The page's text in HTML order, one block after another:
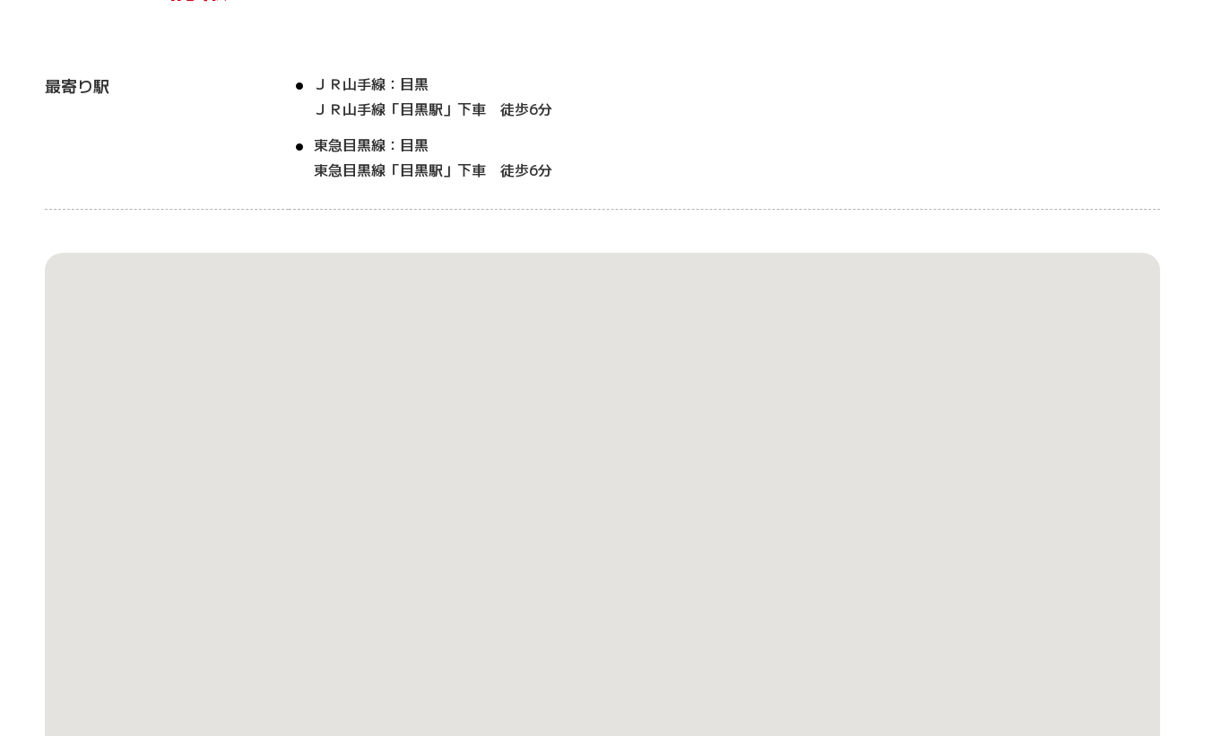
最寄り駅
ＪＲ山手線：目黒
ＪＲ山手線「目黒駅」下車 徒歩6分
東急目黒線：目黒
東急目黒線「目黒駅」下車 徒歩6分